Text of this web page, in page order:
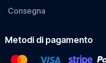
Consegna
Metodi di pagamento